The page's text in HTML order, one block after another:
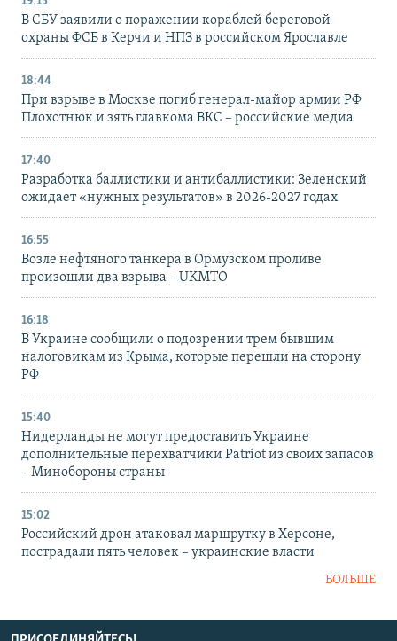
В СБУ заявили о поражении кораблей береговой
охраны ФСБ в Керчи и НПЗ в российском Ярославле
18:44
При взрыве в Москве погиб генерал-майор армии РФ
Плохотнюк и зять главкома ВКС – российские медиа
17:40
Разработка баллистики и антибаллистики: Зеленский
ожидает «нужных результатов» в 2026-2027 годах
16:55
Возле нефтяного танкера в Ормузском проливе
произошли два взрыва – UKMTO
16:18
В Украине сообщили о подозрении трем бывшим
налоговикам из Крыма, которые перешли на сторону
РФ
15:40
Нидерланды не могут предоставить Украине
дополнительные перехватчики Patriot из своих запасов
– Минобороны страны
15:02
Российский дрон атаковал маршрутку в Херсоне,
пострадали пять человек – украинские власти
БОЛЬШЕ